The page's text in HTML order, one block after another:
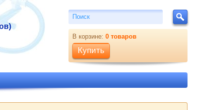
Поиск
Поиск
В корзине: 0товаров
Купить